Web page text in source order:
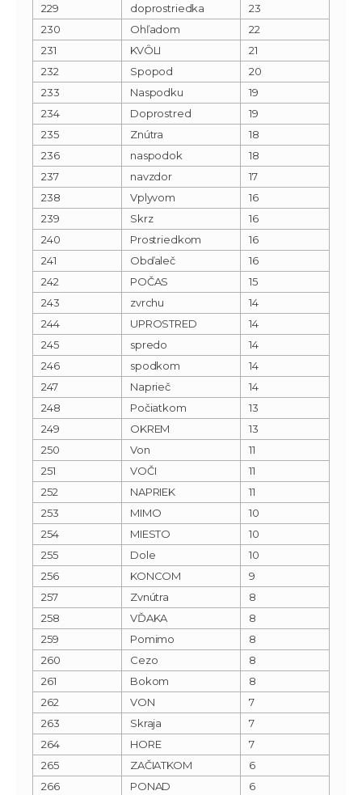
229 doprostriedka
23
230
Ohľadom
22
231
KVÔLI
21
232
Spopod
20
233
Naspodku
19
234
Doprostred
19
235
Znútra
18
236
naspodok
18
237
navzdor
17
238
Vplyvom
16
239
Skrz
16
240
Prostriedkom
16
241
Obďaleč
16
242
POČAS
15
243
zvrchu
14
244
UPROSTRED
14
245
spredo
14
246
spodkom
14
247
Naprieč
14
248
Počiatkom
13
249
OKREM
13
250
Von
11
251
VOČI
11
252
NAPRIEK
11
253
MIMO
10
254
MIESTO
10
255
Dole
10
256
KONCOM
9
257
Zvnútra
8
258
VĎAKA
8
259
Pomimo
8
260
Cezo
8
261
Bokom
8
262
VON
7
263
Skraja
7
264
HORE
7
265
ZAČIATKOM
6
266
PONAD
6